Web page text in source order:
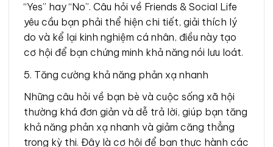
“Yes” hay “No”. Câu hỏi về Friends & Social Life
yêu cầu bạn phải thể hiện chi tiết, giải thích lý
do và kể lại kinh nghiệm cá nhân, điều này tạo
cơ hội để bạn chứng minh khả năng nói lưu loát.
5. Tăng cường khả năng phản xạ nhanh
Những câu hỏi về bạn bè và cuộc sống xã hội
thường khá đơn giản và dễ trả lời, giúp bạn tăng
khả năng phản xạ nhanh và giảm căng thẳng
trong kỳ thi. Đây là cơ hội để bạn thực hành các